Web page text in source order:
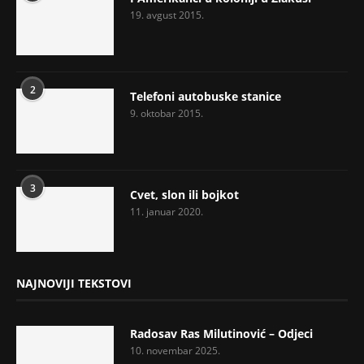
19. avgust 2015.
2 Telefoni autobuske stanice
9. oktobar 2015.
3 Cvet, slon ili bojkot
11. januar 2020.
NAJNOVIJI TEKSTOVI
Radosav Ras Milutinović – Odjeci
10. novembar 2025.